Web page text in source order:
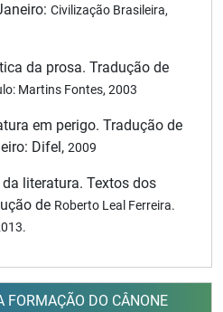
Civilização Brasileira,
da prosa. Tradução de
Martins Fontes, 2003
em perigo. Tradução de
Difel, 2009
da literatura. Textos dos
de Roberto Leal Ferreira.
FORMAÇÃO DO CÂNONE